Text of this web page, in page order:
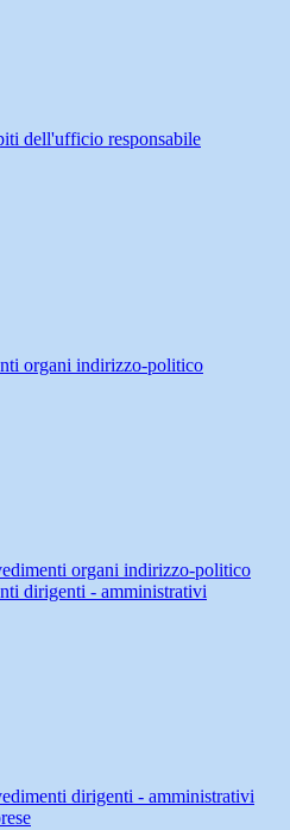
dell'ufficio responsabile
organi indirizzo-politico
organi indirizzo-politico
dirigenti - amministrativi
dirigenti - amministrativi